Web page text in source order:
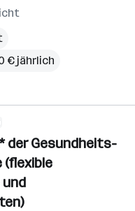
€ jährlich
der Gesundheits-
(flexible